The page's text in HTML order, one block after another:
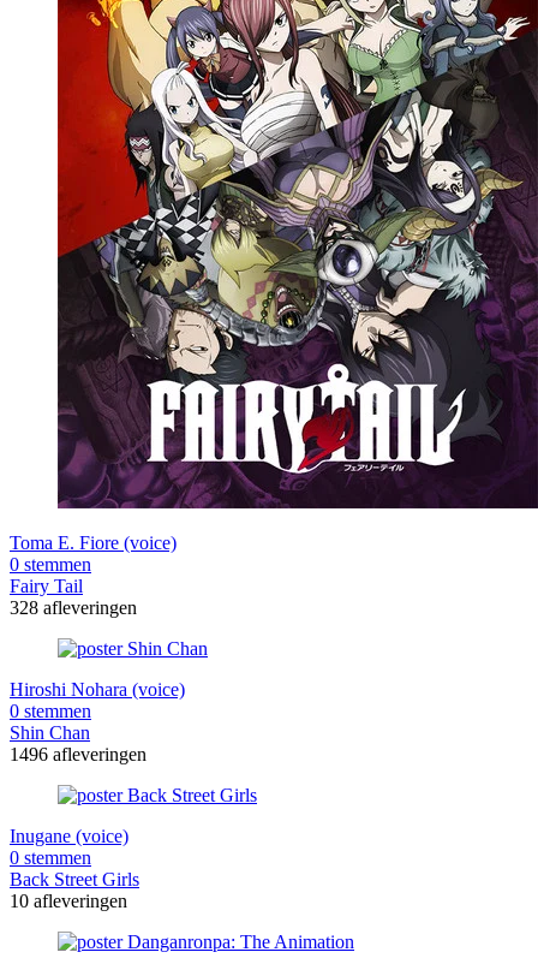
Toma E. Fiore (voice)
0 stemmen
Fairy Tail
328 afleveringen
Hiroshi Nohara (voice)
0 stemmen
Shin Chan
1496 afleveringen
Inugane (voice)
0 stemmen
Back Street Girls
10 afleveringen